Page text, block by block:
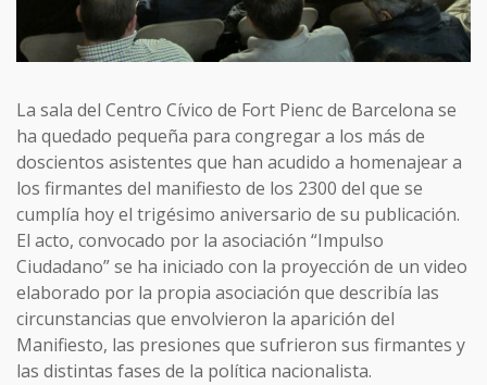
La sala del Centro Cívico de Fort Pienc de Barcelona se
ha quedado pequeña para congregar a los más de
doscientos asistentes que han acudido a homenajear a
los firmantes del manifiesto de los 2300 del que se
cumplía hoy el trigésimo aniversario de su publicación.
El acto, convocado por la asociación “Impulso
Ciudadano” se ha iniciado con la proyección de un video
elaborado por la propia asociación que describía las
circunstancias que envolvieron la aparición del
Manifiesto, las presiones que sufrieron sus firmantes y
las distintas fases de la política nacionalista.